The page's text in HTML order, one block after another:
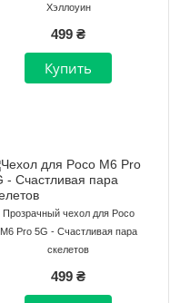
Хэллоуин
499 ₴
Прозрачный чехол для Poco
M6 Pro 5G - Счастливая пара
скелетов
499 ₴